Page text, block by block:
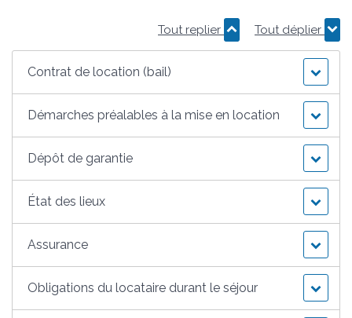
Tout replier Tout déplier
Contrat de location (bail)
Démarches préalables à la mise en location
Dépôt de garantie
État des lieux
Assurance
Obligations du locataire durant le séjour